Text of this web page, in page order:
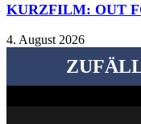
KURZFILM: OUT
4. August 2026